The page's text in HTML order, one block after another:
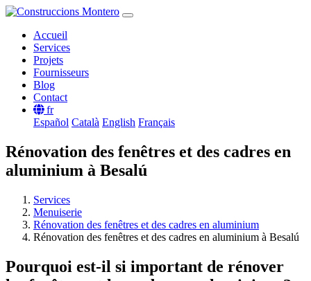
Accueil
Services
Projets
Fournisseurs
Blog
Contact
fr
Español Català English Français
Rénovation des fenêtres et des cadres en
aluminium à Besalú
Services
Menuiserie
Rénovation des fenêtres et des cadres en aluminium
Rénovation des fenêtres et des cadres en aluminium à Besalú
Pourquoi est-il si important de rénover